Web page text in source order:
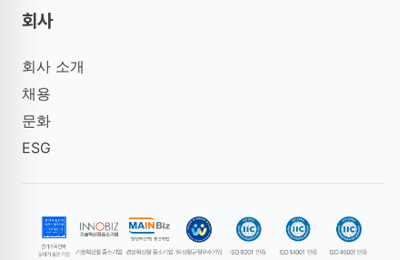
회사
회사 소개
채용
문화
ESG